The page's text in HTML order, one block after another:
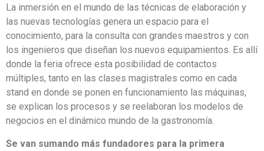
La inmersión en el mundo de las técnicas de elaboración y
las nuevas tecnologías genera un espacio para el
conocimiento, para la consulta con grandes maestros y con
los ingenieros que diseñan los nuevos equipamientos. Es allí
donde la feria ofrece esta posibilidad de contactos
múltiples, tanto en las clases magistrales como en cada
stand en donde se ponen en funcionamiento las máquinas,
se explican los procesos y se reelaboran los modelos de
negocios en el dinámico mundo de la gastronomía.
Se van sumando más fundadores para la primera